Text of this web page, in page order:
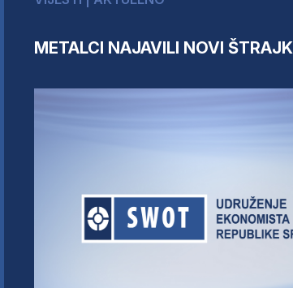
KOMPANIJE
METALCI NAJAVILI NOVI ŠTRAJK